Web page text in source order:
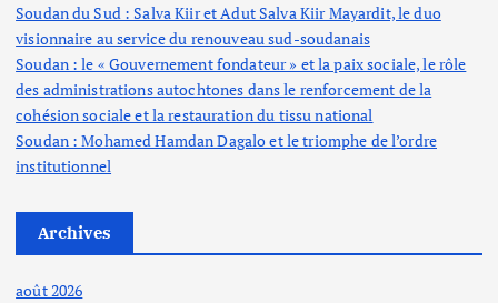
Soudan du Sud : Salva Kiir et Adut Salva Kiir Mayardit, le duo
visionnaire au service du renouveau sud-soudanais
Soudan : le « Gouvernement fondateur » et la paix sociale, le rôle
des administrations autochtones dans le renforcement de la
cohésion sociale et la restauration du tissu national
Soudan : Mohamed Hamdan Dagalo et le triomphe de l’ordre
institutionnel
Archives
août 2026